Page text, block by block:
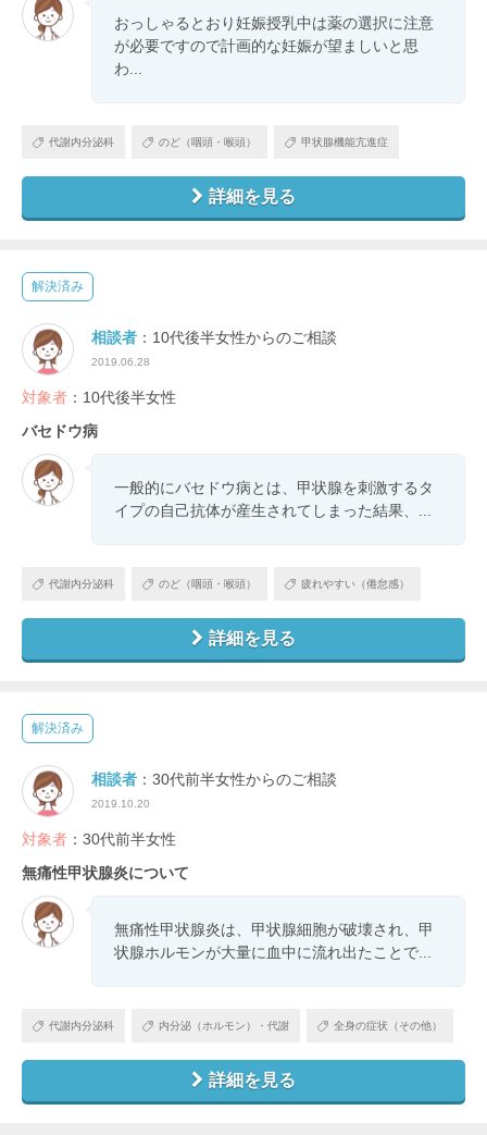
おっしゃるとおり妊娠授乳中は薬の選択に注意
が必要ですので計画的な妊娠が望ましいと思
わ...
代謝内分泌科 のど（咽頭・喉頭） 甲状腺機能亢進症
詳細を見る
解決済み
相談者 ：10代後半女性からのご相談
2019.06.28
対象者 ：10代後半女性
バセドウ病
一般的にバセドウ病とは、甲状腺を刺激するタ
イプの自己抗体が産生されてしまった結果、...
代謝内分泌科 のど（咽頭・喉頭） 疲れやすい（倦怠感）
詳細を見る
解決済み
相談者 ：30代前半女性からのご相談
2019.10.20
対象者 ：30代前半女性
無痛性甲状腺炎について
無痛性甲状腺炎は、甲状腺細胞が破壊され、甲
状腺ホルモンが大量に血中に流れ出たことで...
代謝内分泌科 内分泌（ホルモン）・代謝 全身の症状（その他）
詳細を見る